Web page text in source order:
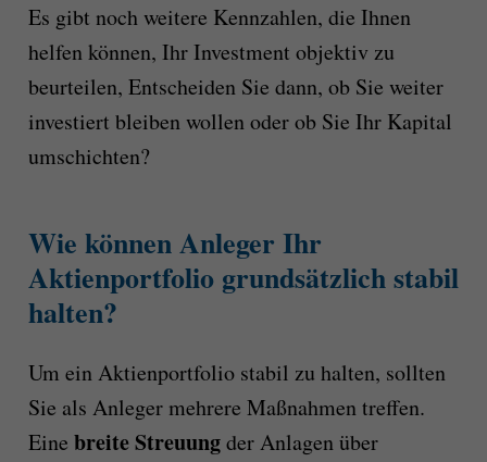
Es gibt noch weitere Kennzahlen, die Ihnen
helfen können, Ihr Investment objektiv zu
beurteilen, Entscheiden Sie dann, ob Sie weiter
investiert bleiben wollen oder ob Sie Ihr Kapital
umschichten?
Wie können Anleger Ihr
Aktienportfolio grundsätzlich stabil
halten?
Um ein Aktienportfolio stabil zu halten, sollten
Sie als Anleger mehrere Maßnahmen treffen.
Eine breite Streuungder Anlagen über